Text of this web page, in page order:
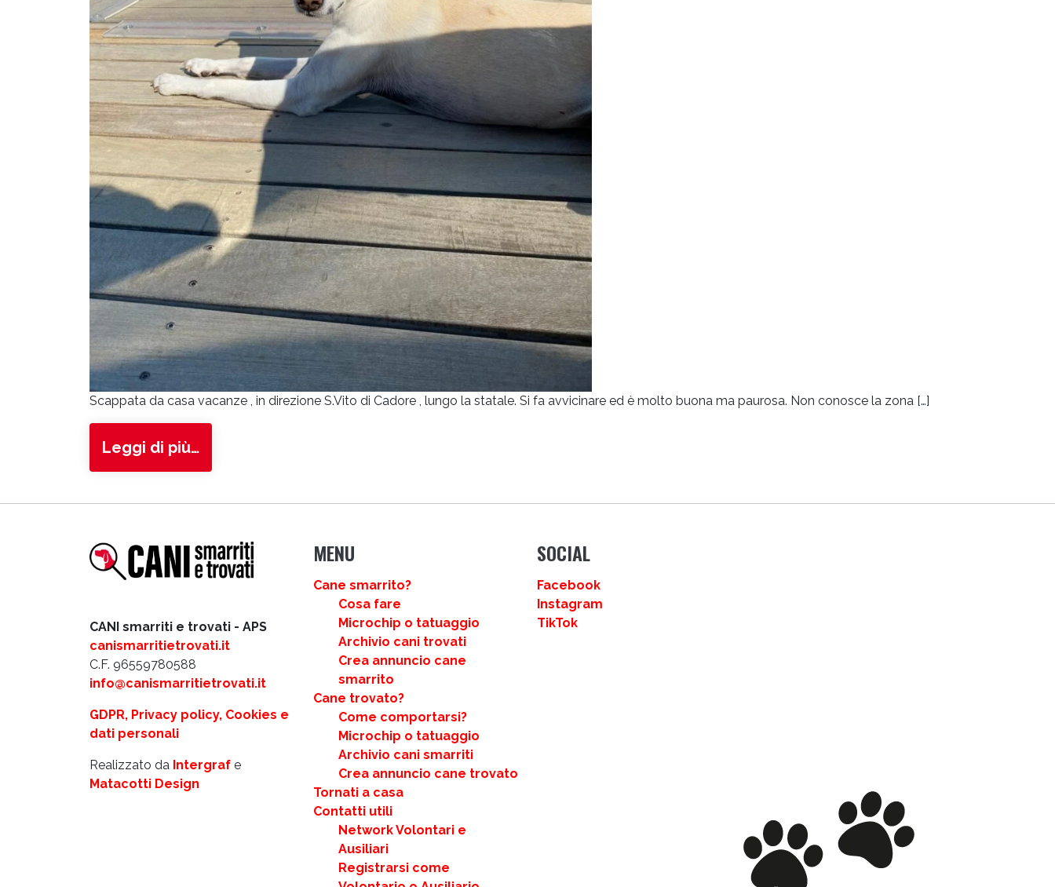
Scappata da casa vacanze , in direzione S.Vito di Cadore , lungo la statale. Si fa avvicinare ed è molto buona ma paurosa. Non conosce la zona […]
Leggi di più…
from Bonny
CANI smarriti e trovati - APS
canismarritietrovati.it
C.F. 96559780588
info@canismarritietrovati.it
GDPR, Privacy policy, Cookies e
dati personali
Realizzato da Intergraf e
Matacotti Design
MENU
Cane smarrito?
Cosa fare
Microchip o tatuaggio
Archivio cani trovati
Crea annuncio cane
smarrito
Cane trovato?
Come comportarsi?
Microchip o tatuaggio
Archivio cani smarriti
Crea annuncio cane trovato
Tornati a casa
Contatti utili
Network Volontari e
Ausiliari
Registrarsi come
SOCIAL
Facebook
Instagram
TikTok